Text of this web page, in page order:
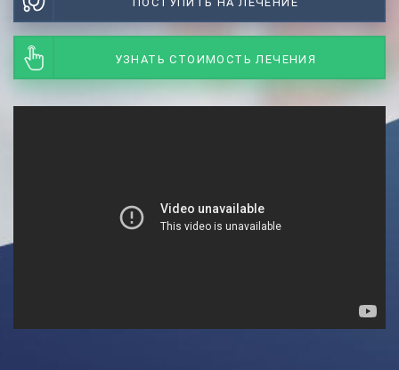
УЗНАТЬ СТОИМОСТЬ ЛЕЧЕНИЯ